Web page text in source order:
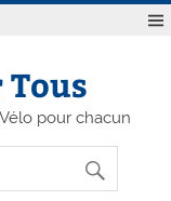
pour chacun